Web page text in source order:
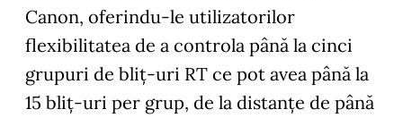
Canon, oferindu-le utilizatorilor
flexibilitatea de a controla până la cinci
grupuri de bliț-uri RT ce pot avea până la
15 bliț-uri per grup, de la distanțe de până